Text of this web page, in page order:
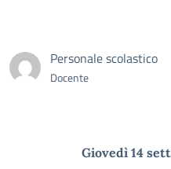
Personale scolastico
Docente
Giovedì 14